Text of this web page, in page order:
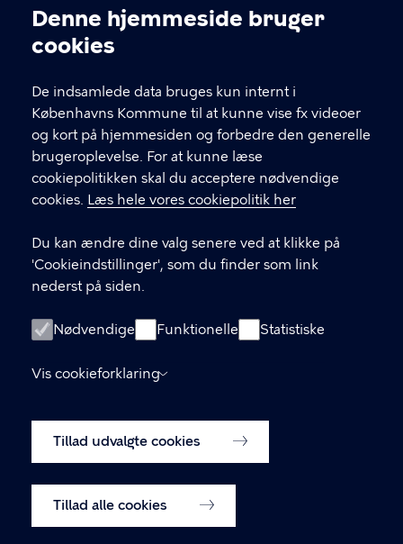
Cookieindstillinger
Denne hjemmeside bruger
cookies
De indsamlede data bruges kun internt i
Københavns Kommune til at kunne vise fx videoer
og kort på hjemmesiden og forbedre den generelle
brugeroplevelse. For at kunne læse
cookiepolitikken skal du acceptere nødvendige
cookies. Læs hele vores cookiepolitik her
Du kan ændre dine valg senere ved at klikke på
'Cookieindstillinger', som du finder som link
nederst på siden.
Nødvendige Funktionelle Statistiske
Vis cookieforklaring
Tillad udvalgte cookies
Tillad alle cookies
Kontakt Københavns Kommune
T
fFind andre kontakter her
CVR-nummer64942212
GENVEJE
Digital Post
Databeskyttelse
Tilgængelighedserklæring
Om hjemmesiden
Cookiepolitik